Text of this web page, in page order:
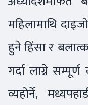
महिलामाथि
हुने हिंसा र
गर्दा लाग्ने
व्यहोर्ने,